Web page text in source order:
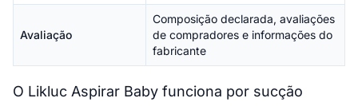
Avaliação
Composição declarada, avaliações
de compradores e informações do
fabricante
O Likluc Aspirar Baby funciona por sucção